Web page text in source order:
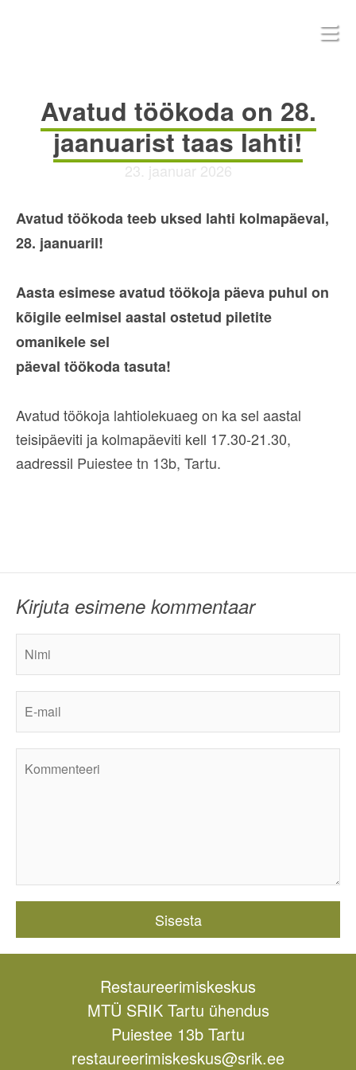
Avatud töökoda on 28.
jaanuarist taas lahti!
23. jaanuar 2026
Avatud töökoda teeb uksed lahti kolmapäeval,
28. jaanuaril!
Aasta esimese avatud töökoja päeva puhul on
kõigile eelmisel aastal ostetud piletite
omanikele sel
päeval töökoda tasuta!
Avatud töökoja lahtiolekuaeg on ka sel aastal
teisipäeviti ja kolmapäeviti kell 17.30-21.30,
aadressil Puiestee tn 13b, Tartu.
Kirjuta esimene kommentaar
Restaureerimiskeskus
MTÜ SRIK Tartu ühendus
Puiestee 13b Tartu
restaureerimiskeskus@srik.ee